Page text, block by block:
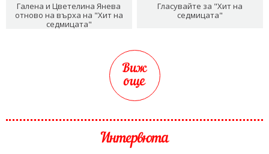
Галена и Цветелина Янева
отново на върха на "Хит на
седмицата"
Гласувайте за "Хит на
седмицата"
Виж
още
Интервюта